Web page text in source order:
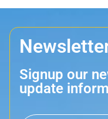
Signup our
update